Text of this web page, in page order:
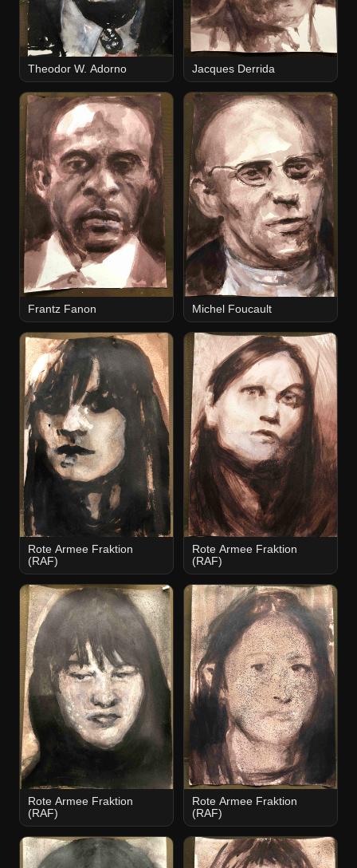
Theodor W. Adorno Jacques Derrida
Frantz Fanon Michel Foucault
Rote Armee Fraktion
(RAF)
Rote Armee Fraktion
(RAF)
Rote Armee Fraktion
(RAF)
Rote Armee Fraktion
(RAF)